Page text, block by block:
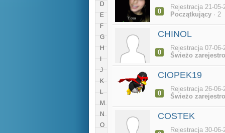
D
E
F
G
H
J
K
L
M
N
O
0
Rejestracja 21-
Początkujący· 2
CHINOL
0
Rejestracja 07-06-
Świeżo
CIOPEK19
0
Rejestracja 26-
Świeżo
COSTEK
Rejestracja 30-